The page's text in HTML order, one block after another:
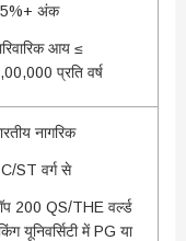
अंक
आय ≤
प्रति वर्ष
नागरिक
ST वर्ग से
200 QS/THE वर्ल्ड
यूनिवर्सिटी में PG या